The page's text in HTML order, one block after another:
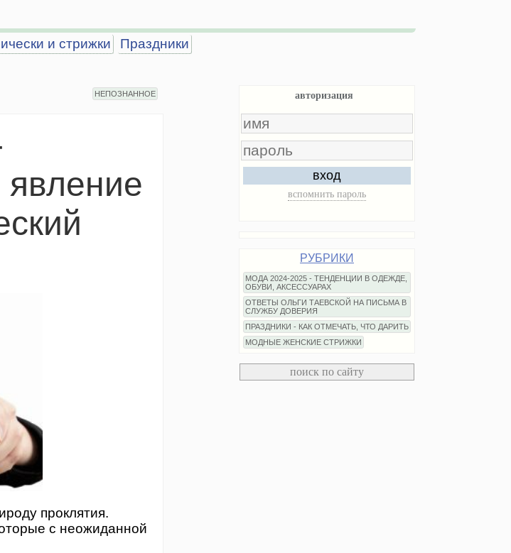
и стрижки Праздники
НЕПОЗНАННОЕ
явление
проклятия.
с неожиданной
авторизация
вход
вспомнить пароль
РУБРИКИ
МОДА 2024-2025 - ТЕНДЕНЦИИ В ОДЕЖДЕ,
ОБУВИ, АКСЕССУАРАХ
ОТВЕТЫ ОЛЬГИ ТАЕВСКОЙ НА ПИСЬМА В
СЛУЖБУ ДОВЕРИЯ
ПРАЗДНИКИ - КАК ОТМЕЧАТЬ, ЧТО ДАРИТЬ
МОДНЫЕ ЖЕНСКИЕ СТРИЖКИ